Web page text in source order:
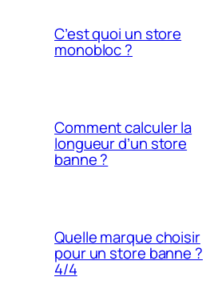
C’est quoi un store
monobloc ?
Comment calculer la
longueur d’un store
banne ?
Quelle marque choisir
pour un store banne ?
4/4